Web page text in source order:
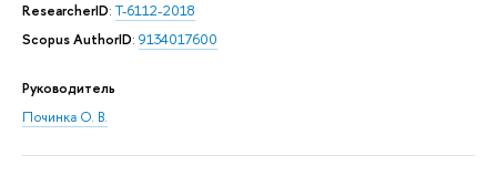
ResearcherID: T-6112-2018
Scopus AuthorID: 9134017600
Руководитель
Починка О. В.